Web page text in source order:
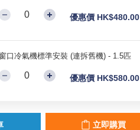
優惠價 HK$480.00
窗口冷氣機標準安裝 (連拆舊機) - 1.5匹
優惠價 HK$580.00
立即購買